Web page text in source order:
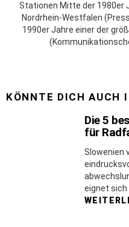
Stationen Mitte der 1980er
Nordrhein-Westfalen
1990er Jahre einer der
KÖNNTE DICH AUCH
Die 5
für
Slowenien
eignet sich